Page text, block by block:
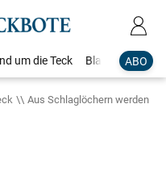
ABO
um die Teck Blaulicht
Aus Schlaglöchern werden